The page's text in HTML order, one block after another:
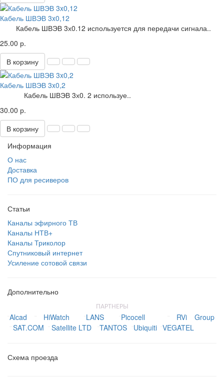
Кабель ШВЭВ 3x0,12
Кабель ШВЭВ 3х0.12 используется для передачи сигнала..
25.00 р.
В корзину
Кабель ШВЭВ 3x0,2
Кабель ШВЭВ 3х0. 2 используе..
30.00 р.
В корзину
Информация
О нас
Доставка
ПО для ресиверов
Статьи
Каналы эфирного ТВ
Каналы НТВ+
Каналы Триколор
Спутниковый интернет
Усиление сотовой связи
Дополнительно
ПАРТНЕРЫ
¨Alcad ¨ HiWatch ¨LANS ¨Picocell ¨ RVi Group
¨ SAT.COM ¨ Satellite LTD ¨TANTOS ¨Ubiquiti ¨VEGATEL
Схема проезда